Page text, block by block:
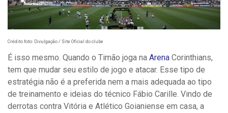
Crédito foto: Divulgação / Site Oficial do clube
É isso mesmo. Quando o Timão joga na Arena Corinthians,
tem que mudar seu estilo de jogo e atacar. Esse tipo de
estratégia não é a preferida nem a mais adequada ao tipo
de treinamento e ideias do técnico Fábio Carille. Vindo de
derrotas contra Vitória e Atlético Goianiense em casa, a